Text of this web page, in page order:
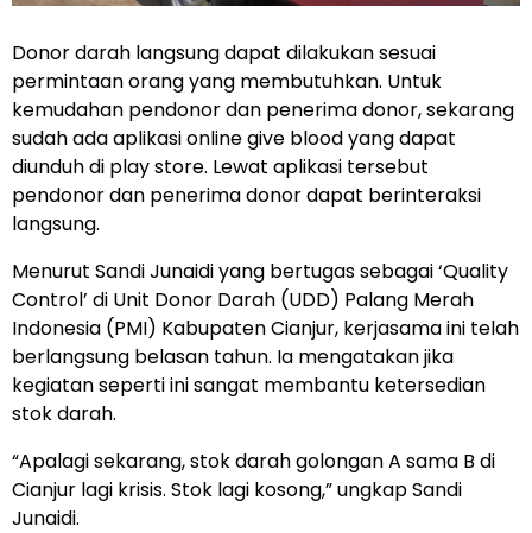
Donor darah langsung dapat dilakukan sesuai
permintaan orang yang membutuhkan. Untuk
kemudahan pendonor dan penerima donor, sekarang
sudah ada aplikasi online give blood yang dapat
diunduh di play store. Lewat aplikasi tersebut
pendonor dan penerima donor dapat berinteraksi
langsung.
Menurut Sandi Junaidi yang bertugas sebagai ‘Quality
Control’ di Unit Donor Darah (UDD) Palang Merah
Indonesia (PMI) Kabupaten Cianjur, kerjasama ini telah
berlangsung belasan tahun. Ia mengatakan jika
kegiatan seperti ini sangat membantu ketersedian
stok darah.
“Apalagi sekarang, stok darah golongan A sama B di
Cianjur lagi krisis. Stok lagi kosong,” ungkap Sandi
Junaidi.